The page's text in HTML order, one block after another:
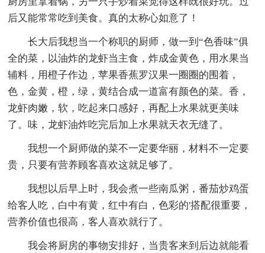
后又能常常吃到美食。真的太称心如意了！
长大后我想当一个称职的厨师，做一到“色香味”俱
全的菜，以油炸的龙虾当主食，炸成金黄色，用水果当
辅料，用橙子作边，苹果香蕉罗汉果一圈圈的围着，
色，金黄，橙，绿，黄结合成一道富有颜色的菜。香，
龙虾肉嫩，软，吃起来口感好，再配上水果就更美味
了。味，龙虾油炸吃完后加上水果就天衣无缝了。
我想一个厨师做的菜不一定要华丽，材料不一定要
贵，只要有营养顾客喜欢这就足够了。
我想以后早上时，我会煮一些南瓜粥，番茄炒鸡蛋
给客人吃，白中有黄，红中有白，色彩的'搭配很重要，
营养价值也很高，客人喜欢就行了。
我会将厨房的事物安排好，当贵客来到后边就能看